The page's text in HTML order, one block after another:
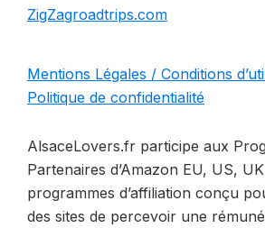
ZigZagroadtrips.com
Mentions Légales / Conditions
Politique de confidentialité
AlsaceLovers.fr participe aux
Partenaires d’Amazon EU, US,
programmes d’affiliation conçu
des sites de percevoir une